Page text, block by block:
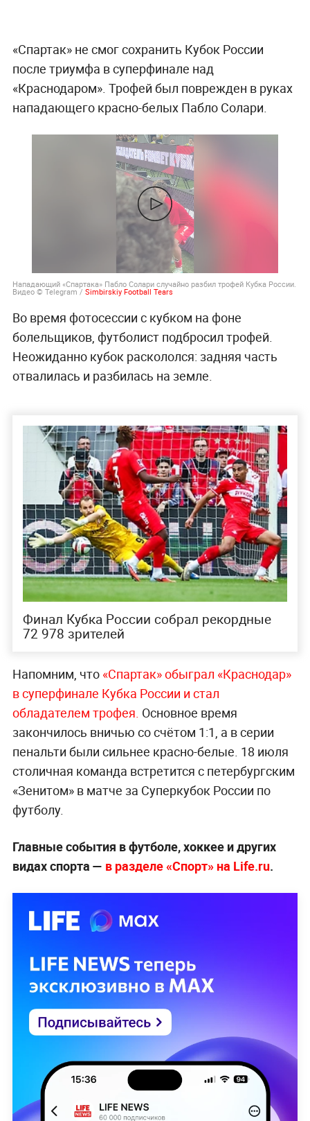
«Спартак» не смог сохранить Кубок России
после триумфа в суперфинале над
«Краснодаром». Трофей был поврежден в руках
нападающего красно-белых Пабло Солари.
Нападающий «Спартака» Пабло Солари случайно разбил трофей Кубка России.
Видео © Telegram / Simbirskiy Football Tears
Во время фотосессии с кубком на фоне
болельщиков, футболист подбросил трофей.
Неожиданно кубок раскололся: задняя часть
отвалилась и разбилась на земле.
Финал Кубка России собрал рекордные
72 978 зрителей
Напомним, что«Спартак» обыграл «Краснодар»
в суперфинале Кубка России и стал
обладателем трофея. Основное время
закончилось вничью со счётом 1:1, а в серии
пенальти были сильнее красно-белые. 18 июля
столичная команда встретится с петербургским
«Зенитом» в матче за Суперкубок России по
футболу.
Главные события в футболе, хоккее и других
видах спорта — в разделе «Спорт» на Life.ru.